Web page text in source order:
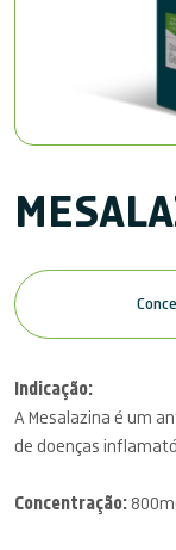
Indicação:
A Mesalazina é um
de doenças
Concentração: